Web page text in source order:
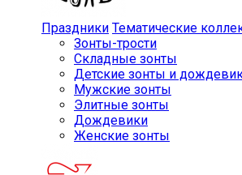
Праздники Тематические
Зонты-трости
Складные зонты
Детские зонты и
Мужские зонты
Элитные зонты
Дождевики
Женские зонты